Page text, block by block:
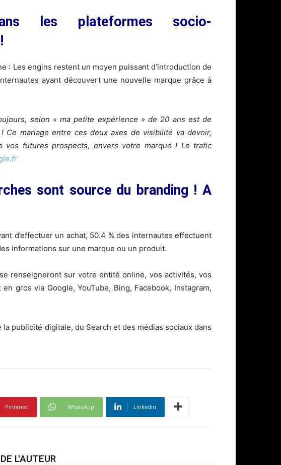
les plateformes socio-
: Les engins restent un moyen puissant d’introduction de
ayant découvert une nouvelle marque grâce à
selon « ma petite expérience » de 20 ans est de
Ce mariage entre ces deux axes de visibilité va devoir,
vos futures prospects, envers votre marque ! Le trafic
sont source du branding ! A
d’effectuer un achat, 50.4 % des internautes effectuent
informations sur une marque ou un produit.
renseigneront sur votre entité online, vos activités, vos
gros via Google, YouTube, Bing, Facebook, Instagram,
publicité digitale, du Search et des médias sociaux dans
Pinterest WhatsApp Linkedin
L'AUTEUR